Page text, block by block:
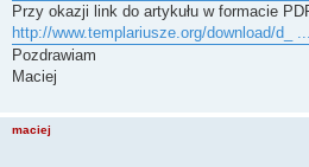
Przy okazji link do artykułu w formacie
http://www.templariusze.org/download/d_
Pozdrawiam
Maciej
maciej